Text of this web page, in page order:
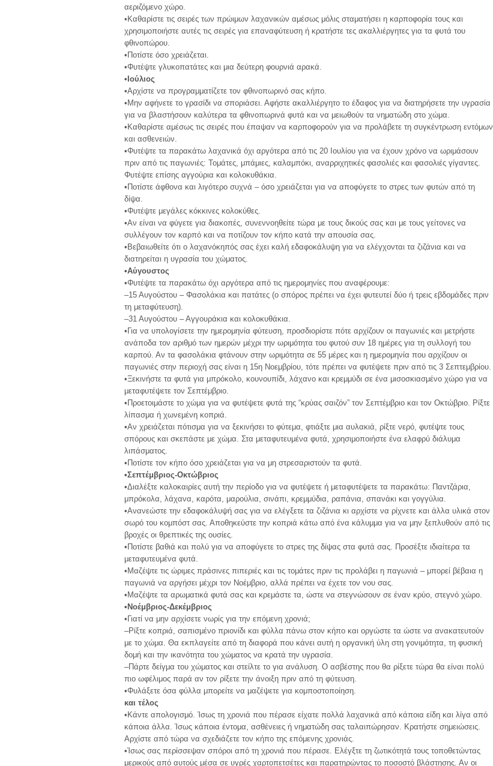
αεριζόμενο χώρο.
•Καθαρίστε τις σειρές των πρώιμων λαχανικών αμέσως μόλις σταματήσει η καρποφορία τους και
χρησιμοποιήστε αυτές τις σειρές για επαναφύτευση ή κρατήστε τες ακαλλιέργητες για τα φυτά του
φθινοπώρου.
•Ποτίστε όσο χρειάζεται.
•Φυτέψτε γλυκοπατάτες και μια δεύτερη φουρνιά αρακά.
•Ιούλιος
•Αρχίστε να προγραμματίζετε τον φθινοπωρινό σας κήπο.
•Μην αφήνετε το γρασίδι να σποριάσει. Αφήστε ακαλλιέργητο το έδαφος για να διατηρήσετε την υγρασία
για να βλαστήσουν καλύτερα τα φθινοπωρινά φυτά και να μειωθούν τα νηματώδη στο χώμα.
•Καθαρίστε αμέσως τις σειρές που έπαψαν να καρποφορούν για να προλάβετε τη συγκέντρωση εντόμων
και ασθενειών.
•Φυτέψτε τα παρακάτω λαχανικά όχι αργότερα από τις 20 Ιουλίου για να έχουν χρόνο να ωριμάσουν
πριν από τις παγωνιές: Τομάτες, μπάμιες, καλαμπόκι, αναρριχητικές φασολιές και φασολιές γίγαντες.
Φυτέψτε επίσης αγγούρια και κολοκυθάκια.
•Ποτίστε άφθονα και λιγότερο συχνά – όσο χρειάζεται για να αποφύγετε το στρες των φυτών από τη
δίψα.
•Φυτέψτε μεγάλες κόκκινες κολοκύθες.
•Αν είναι να φύγετε για διακοπές, συνεννοηθείτε τώρα με τους δικούς σας και με τους γείτονες να
συλλέγουν τον καρπό και να ποτίζουν τον κήπο κατά την απουσία σας.
•Βεβαιωθείτε ότι ο λαχανόκηπός σας έχει καλή εδαφοκάλυψη για να ελέγχονται τα ζιζάνια και να
διατηρείται η υγρασία του χώματος.
•Αύγουστος
•Φυτέψτε τα παρακάτω όχι αργότερα από τις ημερομηνίες που αναφέρουμε:
–15 Αυγούστου – Φασολάκια και πατάτες (ο σπόρος πρέπει να έχει φυτευτεί δύο ή τρεις εβδομάδες πριν
τη μεταφύτευση).
–31 Αυγούστου – Αγγουράκια και κολοκυθάκια.
•Για να υπολογίσετε την ημερομηνία φύτευση, προσδιορίστε πότε αρχίζουν οι παγωνιές και μετρήστε
ανάποδα τον αριθμό των ημερών μέχρι την ωριμότητα του φυτού συν 18 ημέρες για τη συλλογή του
καρπού. Αν τα φασολάκια φτάνουν στην ωριμότητα σε 55 μέρες και η ημερομηνία που αρχίζουν οι
παγωνιές στην περιοχή σας είναι η 15η Νοεμβρίου, τότε πρέπει να φυτέψετε πριν από τις 3 Σεπτεμβρίου.
•Ξεκινήστε τα φυτά για μπρόκολο, κουνουπίδι, λάχανο και κρεμμύδι σε ένα μισοσκιασμένο χώρο για να
μεταφυτέψετε τον Σεπτέμβριο.
•Προετοιμάστε το χώμα για να φυτέψετε φυτά της “κρύας σαιζόν” τον Σεπτέμβριο και τον Οκτώβριο. Ρίξτε
λίπασμα ή χωνεμένη κοπριά.
•Αν χρειάζεται πότισμα για να ξεκινήσει το φύτεμα, φτιάξτε μια αυλακιά, ρίξτε νερό, φυτέψτε τους
σπόρους και σκεπάστε με χώμα. Στα μεταφυτευμένα φυτά, χρησιμοποιήστε ένα ελαφρύ διάλυμα
λιπάσματος.
•Ποτίστε τον κήπο όσο χρειάζεται για να μη στρεσαριστούν τα φυτά.
•Σεπτέμβριος-Οκτώβριος
•Διαλέξτε καλοκαιρίες αυτή την περίοδο για να φυτέψετε ή μεταφυτέψετε τα παρακάτω: Παντζάρια,
μπρόκολα, λάχανα, καρότα, μαρούλια, σινάπι, κρεμμύδια, ραπάνια, σπανάκι και γογγύλια.
•Ανανεώστε την εδαφοκάλυψή σας για να ελέγξετε τα ζιζάνια κι αρχίστε να ρίχνετε και άλλα υλικά στον
σωρό του κομπόστ σας. Αποθηκεύστε την κοπριά κάτω από ένα κάλυμμα για να μην ξεπλυθούν από τις
βροχές οι θρεπτικές της ουσίες.
•Ποτίστε βαθιά και πολύ για να αποφύγετε το στρες της δίψας στα φυτά σας. Προσέξτε ιδιαίτερα τα
μεταφυτευμένα φυτά.
•Μαζέψτε τις ώριμες πράσινες πιπεριές και τις τομάτες πριν τις προλάβει η παγωνιά – μπορεί βέβαια η
παγωνιά να αργήσει μέχρι τον Νοέμβριο, αλλά πρέπει να έχετε τον νου σας.
•Μαζέψτε τα αρωματικά φυτά σας και κρεμάστε τα, ώστε να στεγνώσουν σε έναν κρύο, στεγνό χώρο.
•Νοέμβριος-Δεκέμβριος
•Γιατί να μην αρχίσετε νωρίς για την επόμενη χρονιά;
–Ρίξτε κοπριά, σαπισμένο πριονίδι και φύλλα πάνω στον κήπο και οργώστε τα ώστε να ανακατευτούν
με το χώμα. Θα εκπλαγείτε από τη διαφορά που κάνει αυτή η οργανική ύλη στη γονιμότητα, τη φυσική
δομή και την ικανότητα του χώματος να κρατά την υγρασία.
–Πάρτε δείγμα του χώματος και στείλτε το για ανάλυση. Ο ασβέστης που θα ρίξετε τώρα θα είναι πολύ
πιο ωφέλιμος παρά αν τον ρίξετε την άνοιξη πριν από τη φύτευση.
•Φυλάξετε όσα φύλλα μπορείτε να μαζέψετε για κομποστοποίηση.
και τέλος
•Κάντε απολογισμό. Ίσως τη χρονιά που πέρασε είχατε πολλά λαχανικά από κάποια είδη και λίγα από
κάποια άλλα. Ίσως κάποια έντομα, ασθένειες ή νηματώδη σας ταλαιπώρησαν. Κρατήστε σημειώσεις.
Αρχίστε από τώρα να σχεδιάζετε τον κήπο της επόμενης χρονιάς.
•Ίσως σας περίσσεψαν σπόροι από τη χρονιά που πέρασε. Ελέγξτε τη ζωτικότητά τους τοποθετώντας
μερικούς από αυτούς μέσα σε υγρές χαρτοπετσέτες και παρατηρώντας το ποσοστό βλάστησης. Αν οι